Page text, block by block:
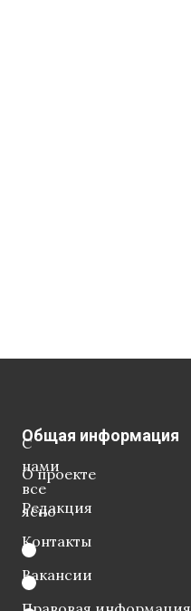
С
нами
все
ясно
Общая информация
О проекте
Редакция
Контакты
Вакансии